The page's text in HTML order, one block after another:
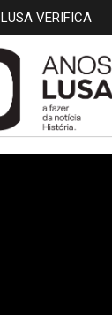
LUSA VERIFICA